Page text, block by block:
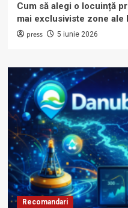
Cum să alegi o locuință
mai exclusiviste zone ale
press 5 iunie 2026
Recomandari